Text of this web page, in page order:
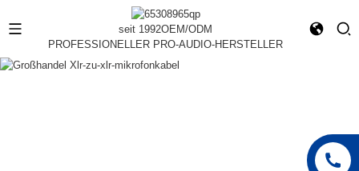
seit 1992OEM/ODM
PROFESSIONELLER PRO-AUDIO-HERSTELLER